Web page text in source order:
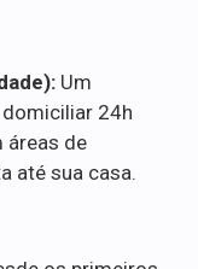
Um
24h
áreas de
até sua casa.